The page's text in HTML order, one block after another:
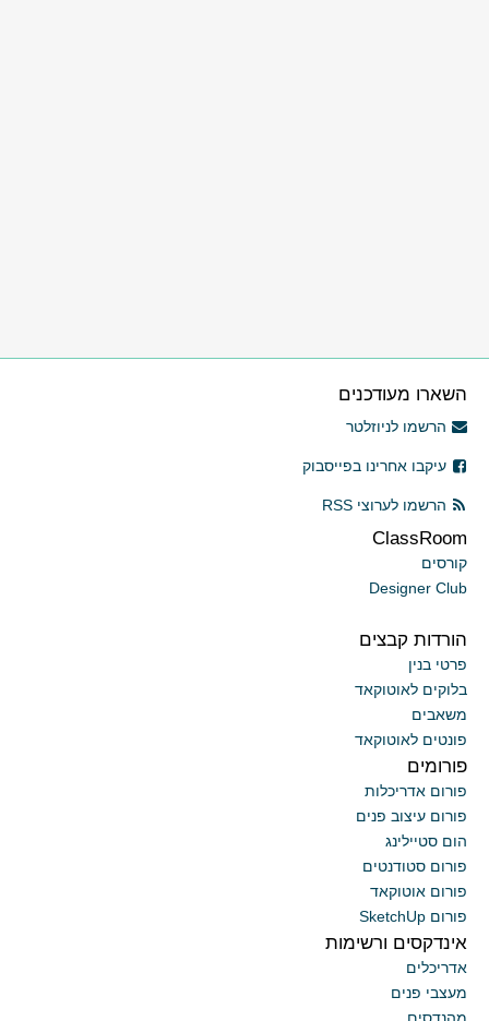
השארו מעודכנים
הרשמו לניוזלטר
עיקבו אחרינו בפייסבוק
הרשמו לערוצי RSS
ClassRoom
קורסים
Designer Club
הורדות קבצים
פרטי בנין
בלוקים לאוטוקאד
משאבים
פונטים לאוטוקאד
פורומים
פורום אדריכלות
פורום עיצוב פנים
הום סטיילינג
פורום סטודנטים
פורום אוטוקאד
פורום SketchUp
אינדקסים ורשימות
אדריכלים
מעצבי פנים